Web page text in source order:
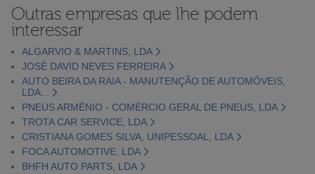
Outras empresas que lhe podem
interessar
ALGARVIO & MARTINS, LDA
JOSÉ DAVID NEVES FERREIRA
AUTO BEIRA DA RAIA - MANUTENÇÃO DE AUTOMÓVEIS,
LDA...
PNEUS ARMÉNIO - COMÉRCIO GERAL DE PNEUS, LDA
TROTA CAR SERVICE, LDA
CRISTIANA GOMES SILVA, UNIPESSOAL, LDA
FOCA AUTOMOTIVE, LDA
BHFH AUTO PARTS, LDA